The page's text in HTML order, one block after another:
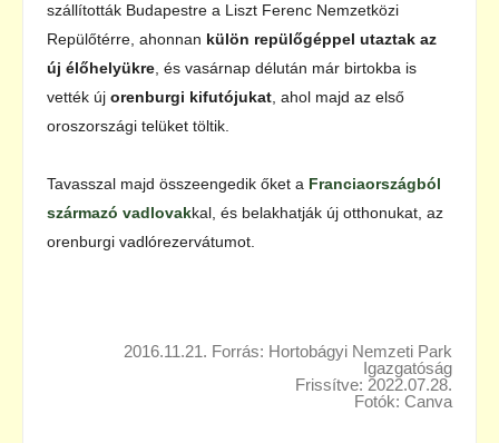
szállították Budapestre a Liszt Ferenc Nemzetközi
Repülőtérre, ahonnan külön repülőgéppel utaztak az
új élőhelyükre, és vasárnap délután már birtokba is
vették új orenburgi kifutójukat, ahol majd az első
oroszországi telüket töltik.
Tavasszal majd összeengedik őket a Franciaországból
származó vadlovakkal, és belakhatják új otthonukat, az
orenburgi vadlórezervátumot.
2016.11.21. Forrás: Hortobágyi Nemzeti Park
Igazgatóság
Frissítve: 2022.07.28.
Fotók: Canva